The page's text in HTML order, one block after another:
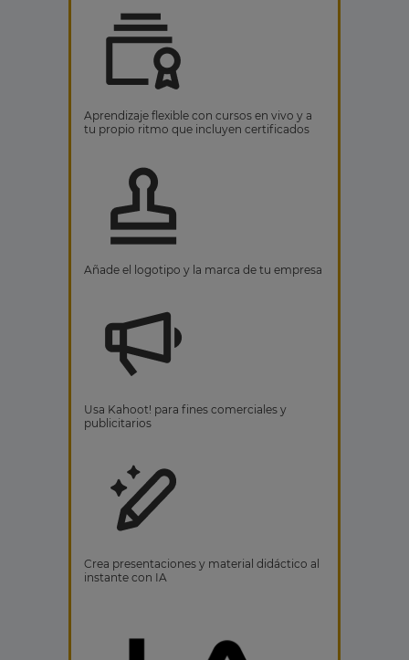
Aprendizaje flexible con cursos en vivo y a
tu propio ritmo que incluyen certificados
Añade el logotipo y la marca de tu empresa
Usa Kahoot! para fines comerciales y
publicitarios
Crea presentaciones y material didáctico al
instante con IA